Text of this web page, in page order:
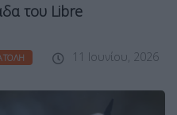
του Libre
11 Ιουνίου, 2026